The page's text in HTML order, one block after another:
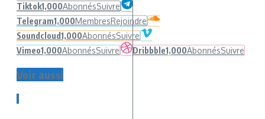
Tiktok1,000AbonnésSuivre
Telegram1,000MembresRejoindre
Soundcloud1,000AbonnésSuivre
Vimeo1,000AbonnésSuivre Dribbble1,000AbonnésSuivre
Voir aussi
1